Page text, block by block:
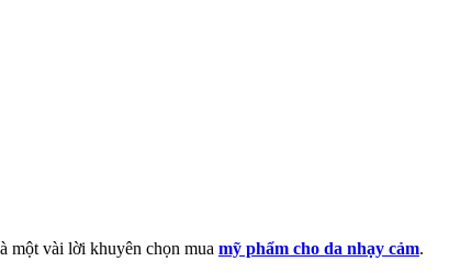
một vài lời khuyên chọn mua mỹ phẩm cho da nhạy cảm.